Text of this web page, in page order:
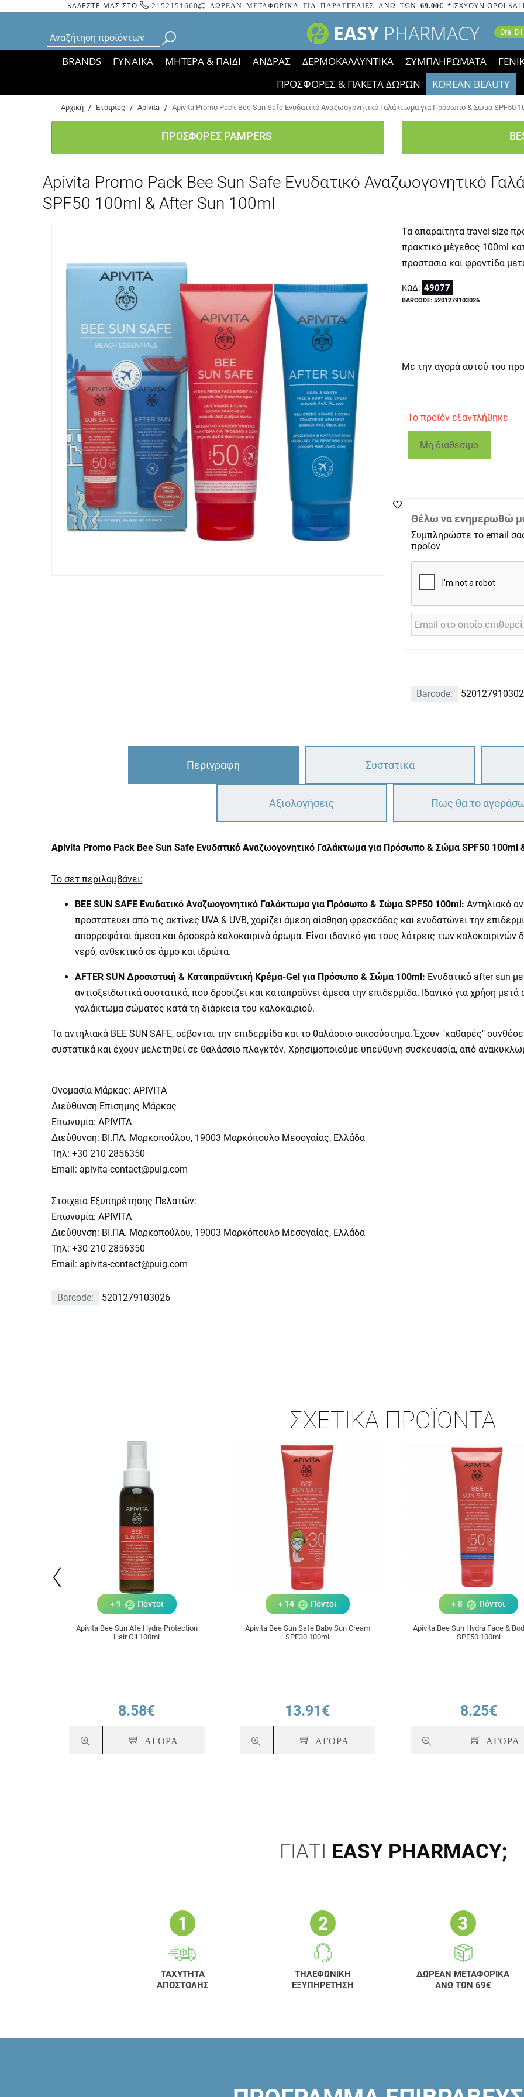
ΚΑΛΕΣΤΕ ΜΑΣ ΣΤΟ 2152151660 ΔΩΡΕΑΝ ΜΕΤΑΦΟΡΙΚΑ ΓΙΑ ΠΑΡΑΓΓΕΛΙΕΣ ΑΝΩ ΤΩΝ 69.00€ *ΙΣΧΥΟΥΝ ΟΡΟΙ
EASY PHARMACY Oral B
BRANDS ΓΥΝΑΙΚΑ ΜΗΤΕΡΑ & ΠΑΙΔΙ ΑΝΔΡΑΣ ΔΕΡΜΟΚΑΛΛΥΝΤΙΚΑ ΣΥΜΠΛΗΡΩΜΑΤΑ
ΠΡΟΣΦΟΡΕΣ & ΠΑΚΕΤΑ ΔΩΡΩΝ
KOREAN BEAUTY
Bάσει ΦΕΚ 35935/2023 τα εικονίδια των εκπτώσεων έφυγαν, οι χαμηλές μας
Αρχική / Εταιρίες / Apivita / Apivita Promo Pack Bee Sun Safe Ενυδατικό Αναζωογονητικό Γαλάκτωμα για Πρόσωπο & Σώμα SPF50
ΠΡΟΣΦΟΡΕΣ PAMPERS
Apivita Promo Pack Bee Sun Safe Ενυδατικό Αναζωογονητικό
SPF50 100ml & After Sun 100ml
Τα απαραίτητα travel size
πρακτικό μέγεθος 100ml
προστασία και φροντίδα
ΚΩΔ: 49077
BARCODE: 5201279103026
Με την αγορά αυτού του
Το προϊόν εξαντλήθηκε
Μη διαθέσιμο
Θέλω να ενημερωθώ
Συμπληρώστε το email
προϊόν
Barcode:
Περιγραφή Συστατικά
Αξιολογήσεις Πως θα το
Apivita Promo Pack Bee Sun Safe Ενυδατικό Αναζωογονητικό Γαλάκτωμα για Πρόσωπο & Σώμα SPF50 100ml
Το σετ περιλαμβάνει:
ΒΕΕ SUN SAFEΕνυδατικό Αναζωογονητικό Γαλάκτωμα για Πρόσωπο & Σώμα SPF50 100ml: Αντηλιακό
προστατεύει από τις ακτίνες UVA & UVB, χαρίζει άμεση αίσθηση φρεσκάδας και ενυδατώνει την
απορροφάται άμεσα και δροσερό καλοκαιρινό άρωμα. Είναι ιδανικό για τους λάτρεις των
νερό, ανθεκτικό σε άμμο και ιδρώτα.
ΑFTER SUNΔροσιστική & Καταπραϋντική Κρέμα-Gelγια Πρόσωπο & Σώμα 100ml: Ενυδατικό after sun
αντιοξειδωτικά συστατικά, που δροσίζει και καταπραΰνει άμεσα την επιδερμίδα. Ιδανικό για χρήση
γαλάκτωμα σώματος κατά τη διάρκεια του καλοκαιριού.
Τα αντηλιακά BEE SUN SAFE, σέβονται την επιδερμίδα και το θαλάσσιο οικοσύστημα. Έχουν "καθαρές"
συστατικά και έχουν μελετηθεί σε θαλάσσιο πλαγκτόν. Χρησιμοποιούμε υπεύθυνη συσκευασία, από
Ονομασία Μάρκας: APIVITA
Διεύθυνση Επίσημης Μάρκας
Επωνυμία: APIVITA
Διεύθυνση: ΒΙ.ΠΑ. Μαρκοπούλου, 19003 Μαρκόπουλο Μεσογαίας, Ελλάδα
Τηλ: +30 210 2856350
Email: apivita-contact@puig.com
Στοιχεία Εξυπηρέτησης Πελατών:
Επωνυμία: APIVITA
Διεύθυνση: ΒΙ.ΠΑ. Μαρκοπούλου, 19003 Μαρκόπουλο Μεσογαίας, Ελλάδα
Τηλ: +30 210 2856350
Email: apivita-contact@puig.com
Barcode: 5201279103026
ΣΧΕΤΙΚΆ ΠΡΟΪΌΝΤΑ
+ 9 Πόντοι
Apivita Bee Sun Afe Hydra Protection
Hair Oil 100ml
8.58€
ΑΓΟΡΑ
+ 14 Πόντοι
Apivita Bee Sun Safe Baby Sun Cream
SPF30 100ml
13.91€
ΑΓΟΡΑ
+ 8 Πόντοι
Apivita Bee Sun Hydra Face &
SPF50 100ml
8.25€
ΑΓΟΡΑ
ΓΙΑΤΙ EASY PHARMACY;
ΤΑΧΥΤΗΤΑ
ΑΠΟΣΤΟΛΗΣ
ΤΗΛΕΦΩΝΙΚΗ
ΕΞΥΠΗΡΕΤΗΣΗ
ΔΩΡΕΑΝ ΜΕΤΑΦΟΡΙΚΑ
ΑΝΩ ΤΩΝ 69€